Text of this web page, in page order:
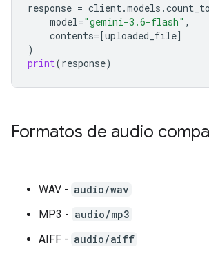
response = client .models .
model="gemini-3.6-flash" ,
contents=[uploaded_file]
)
print(response)
Formatos de audio
WAV - audio/wav
MP3 - audio/mp3
AIFF - audio/aiff